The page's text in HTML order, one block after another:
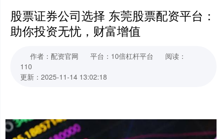
股票证券公司选择 东莞股票配资平台：
助你投资无忧，财富增值
作者：配资官网 平台：10倍杠杆平台
阅读：
110
更新：2025-11-14 13:02:18